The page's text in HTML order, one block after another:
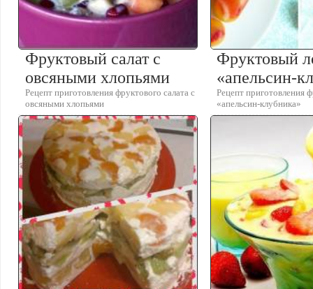
Фруктовый салат с
овсяными хлопьями
Рецепт приготовления фруктового салата с
овсяными хлопьями
Фруктовый
«апельсин-
Рецепт приготовления
«апельсин-клубника»